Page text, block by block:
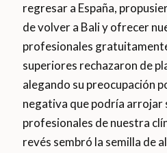
regresar a España,
de volver a Bali y ofrecer
profesionales
superiores rechazaron de
alegando su preocupación
negativa que podría arrojar
profesionales de nuestra
revés sembró la semilla de